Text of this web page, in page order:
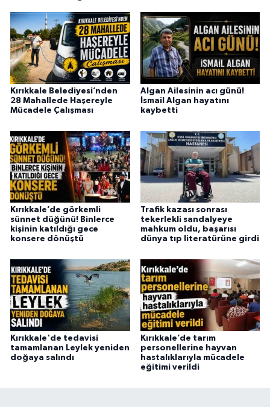
Kırıkkale Belediyesi’nden
28 Mahallede Haşereyle
Mücadele Çalışması
Algan Ailesinin acı günü!
İsmail Algan hayatını
kaybetti
Kırıkkale’de görkemli
sünnet düğünü! Binlerce
kişinin katıldığı gece
konsere dönüştü
Trafik kazası sonrası
tekerlekli sandalyeye
mahkum oldu, başarısı
dünya tıp literatürüne girdi
Kırıkkale'de tedavisi
tamamlanan Leylek yeniden
doğaya salındı
Kırıkkale’de tarım
personellerine hayvan
hastalıklarıyla mücadele
eğitimi verildi